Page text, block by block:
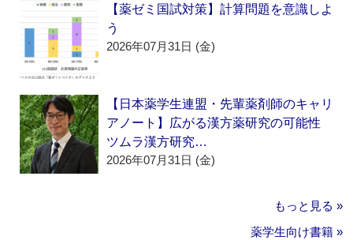
【薬ゼミ国試対策】計算問題を意識しよ
う
2026年07月31日 (金)
【日本薬学生連盟・先輩薬剤師のキャリ
アノート】広がる漢方薬研究の可能性
ツムラ漢方研究…
2026年07月31日 (金)
もっと見る »
薬学生向け書籍 »